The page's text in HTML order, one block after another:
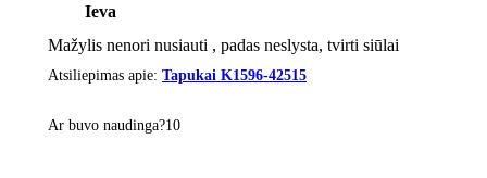
Ieva
Mažylis nenori nusiauti , padas neslysta, tvirti siūlai
Atsiliepimas apie: Tapukai K1596-42515
Ar buvo naudinga?10